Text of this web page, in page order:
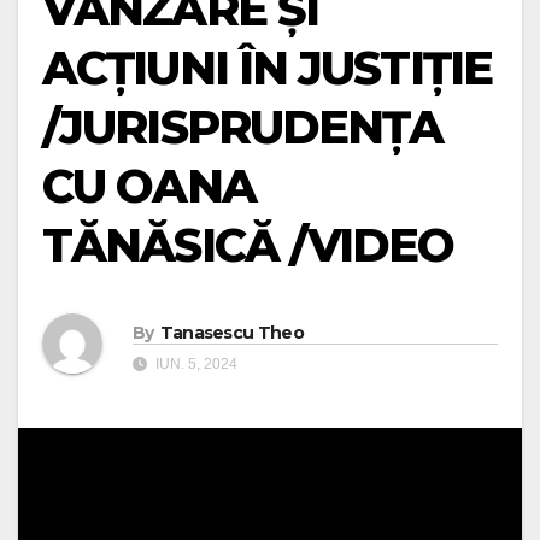
ACȚIUNI ÎN JUSTIȚIE
/JURISPRUDENȚA
CU OANA
TĂNĂSICĂ /VIDEO
By Tanasescu Theo
IUN. 5, 2024